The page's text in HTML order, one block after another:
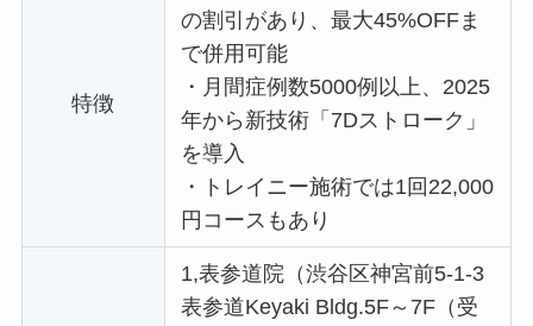
特徴
の割引があり、最大45%OFFま
で併用可能
・ 月間症例数5000例以上、2025
年から新技術「7Dストローク」
を導入
・
トレイニー施術では1回22,000
円コースもあり
1,表参道院（渋谷区神宮前5-1-3
表参道Keyaki Bldg.5F～7F（受